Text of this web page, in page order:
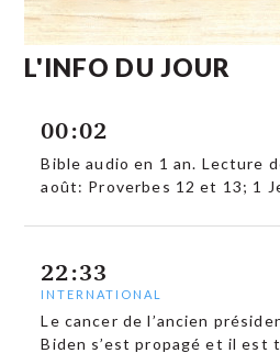
L'INFO DU JOUR
00:02
Bible audio en 1 an. Lecture
août: Proverbes 12 et 13; 1
22:33
INTERNATIONAL
Le cancer de l’ancien
Biden s’est propagé et il est